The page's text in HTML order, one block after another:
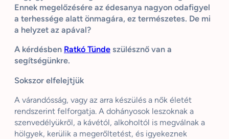
Ennek megelőzésére az édesanya nagyon odafigyel
a terhessége alatt önmagára, ez természetes. De mi
a helyzet az apával?
A kérdésben Ratkó Tünde szülésznő van a
segítségünkre.
Sokszor elfelejtjük
A várandósság, vagy az arra készülés a nők életét
rendszerint felforgatja. A dohányosok leszoknak a
szenvedélyükről, a kávétól, alkoholtól is megválnak a
hölgyek, kerülik a megerőltetést, és igyekeznek